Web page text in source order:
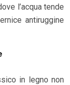
l’acqua tende
antiruggine
in legno non